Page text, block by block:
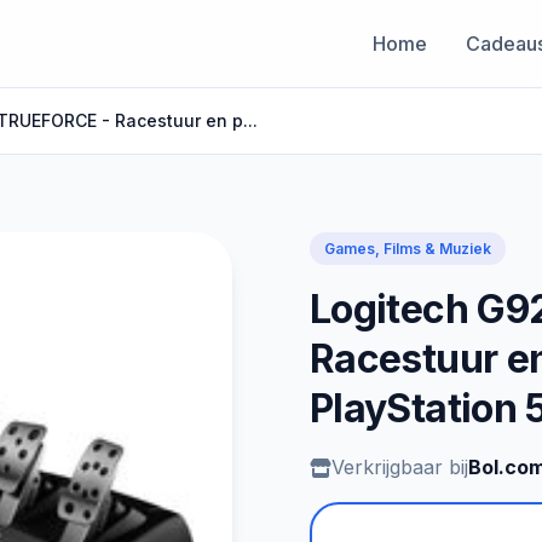
Home
- Racestuur en p...
Games, Films & Muziek
Logitech
Racestuur
PlayStation
Verkrijgbaar bij